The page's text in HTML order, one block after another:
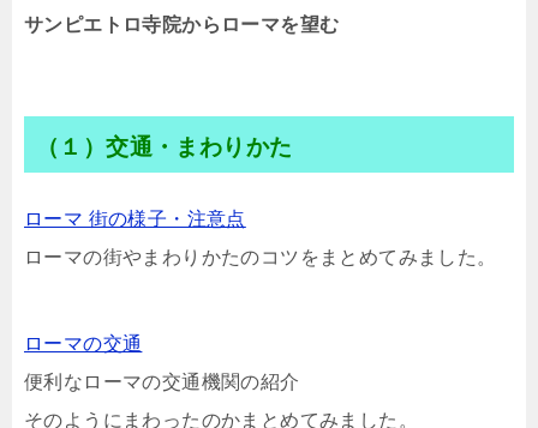
サンピエトロ寺院からローマを望む
（１）交通・まわりかた
ローマ 街の様子・注意点
ローマの街やまわりかたのコツをまとめてみました。
ローマの交通
便利なローマの交通機関の紹介
そのようにまわったのかまとめてみました。